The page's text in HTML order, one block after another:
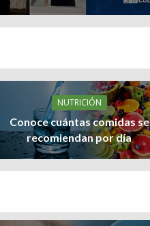
NUTRICIÓN
Conoce cuántas comidas se
recomiendan por día